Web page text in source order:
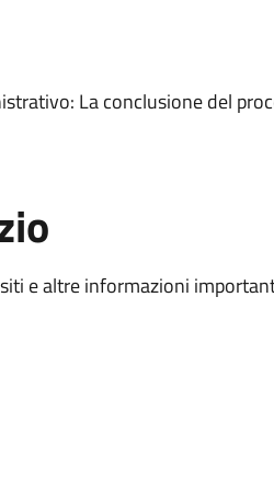
La conclusione del
e altre informazioni